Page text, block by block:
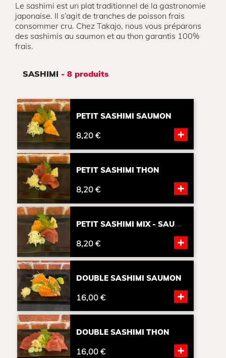
Le sashimi est un plat traditionnel de la gastronomie
japonaise. Il s’agit de tranches de poisson frais
consommer cru. Chez Takajo, nous vous préparons
des sashimis au saumon et au thon garantis 100%
frais.
SASHIMI - 8 produits
PETIT SASHIMI SAUMON
8,20 € +
PETIT SASHIMI THON
8,20 € +
P
ETIT SASHIMI MIX - SAUMON,...
8,20 € +
DOUBLE SASHIMI SAUMON
16,00 € +
DOUBLE SASHIMI THON
16,00 € +